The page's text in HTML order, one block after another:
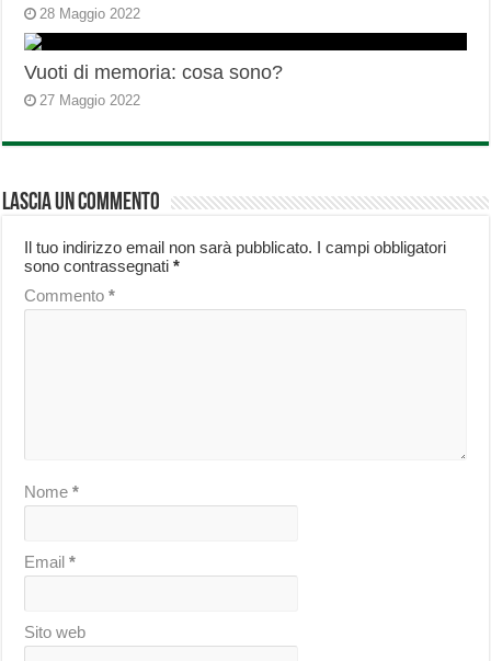
28 Maggio 2022
Vuoti di memoria: cosa sono?
27 Maggio 2022
Lascia un commento
Il tuo indirizzo email non sarà pubblicato. I campi obbligatori
sono contrassegnati*
Commento*
Nome*
Email*
Sito web